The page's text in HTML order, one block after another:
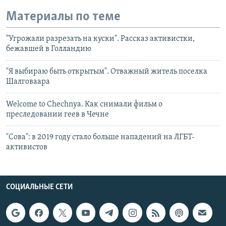
Материалы по теме
"Угрожали разрезать на куски". Рассказ активистки,
бежавшей в Голландию
"Я выбираю быть открытым". Отважный житель поселка
Шалговаара
Welcome to Chechnya. Как снимали фильм о
преследовании геев в Чечне
"Сова": в 2019 году стало больше нападений на ЛГБТ-
активистов
СОЦИАЛЬНЫЕ СЕТИ